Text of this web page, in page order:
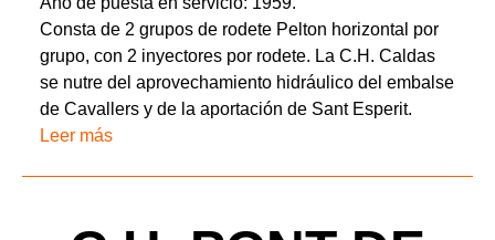
Consta de 2 grupos de rodete Pelton horizontal por
grupo, con 2 inyectores por rodete. La C.H. Caldas
se nutre del aprovechamiento hidráulico del embalse
de Cavallers y de la aportación de Sant Esperit.
Leer más